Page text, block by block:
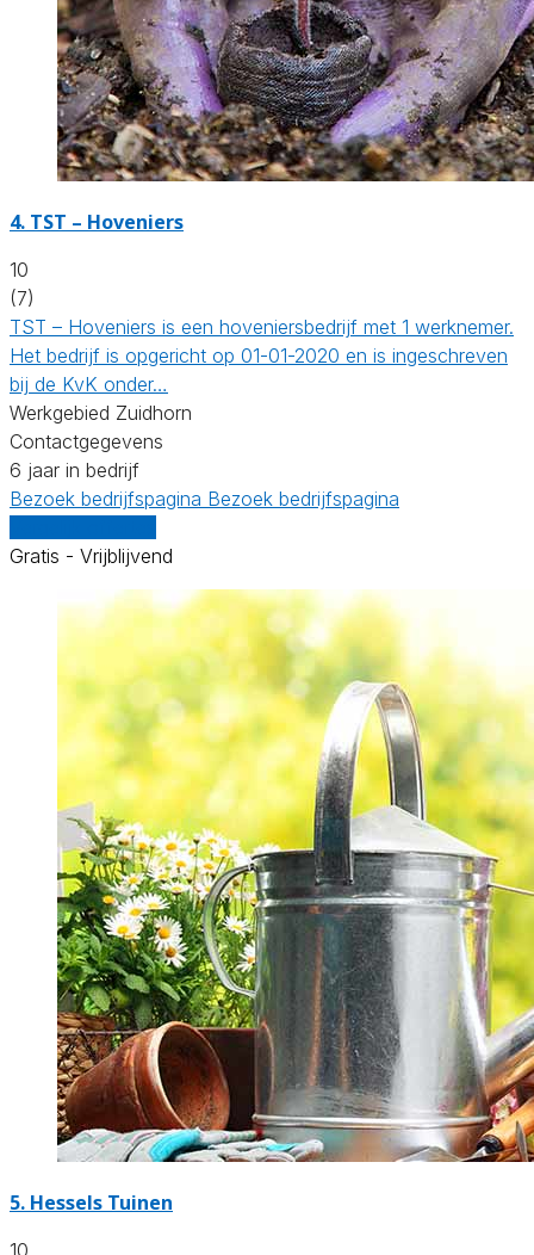
4. TST – Hoveniers
10
(7)
TST – Hoveniers is een hoveniersbedrijf met 1 werknemer.
Het bedrijf is opgericht op 01-01-2020 en is ingeschreven
bij de KvK onder…
Werkgebied Zuidhorn
Contactgegevens
6 jaar in bedrijf
Bezoek bedrijfspagina Bezoek bedrijfspagina
Gratis - Vrijblijvend
5. Hessels Tuinen
10